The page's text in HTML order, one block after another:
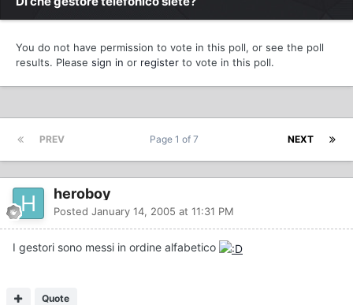
You do not have permission to vote in this poll, or see the poll
results. Please sign in or register to vote in this poll.
PREV NEXT
Page 1 of 7
heroboy
Posted January 14, 2005 at 11:31 PM
I gestori sono messi in ordine alfabetico
Quote